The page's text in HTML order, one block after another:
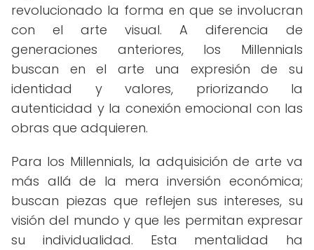
revolucionado la forma en que se involucran
con el arte visual. A diferencia de
generaciones anteriores, los Millennials
buscan en el arte una expresión de su
identidad y valores, priorizando la
autenticidad y la conexión emocional con las
obras que adquieren.
Para los Millennials, la adquisición de arte va
más allá de la mera inversión económica;
buscan piezas que reflejen sus intereses, su
visión del mundo y que les permitan expresar
su individualidad. Esta mentalidad ha